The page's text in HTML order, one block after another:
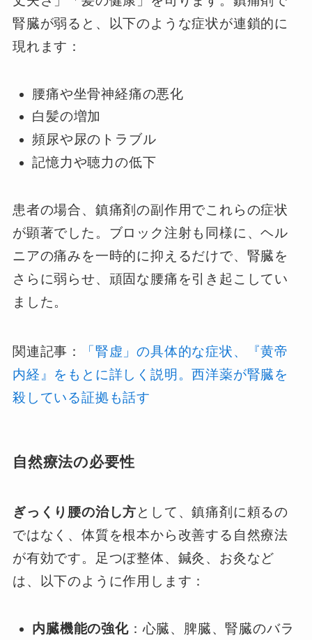
腎臓が弱ると、以下のような症状が連鎖的に
現れます：
腰痛や坐骨神経痛の悪化
白髪の増加
頻尿や尿のトラブル
記憶力や聴力の低下
患者の場合、鎮痛剤の副作用でこれらの症状
が顕著でした。ブロック注射も同様に、ヘル
ニアの痛みを一時的に抑えるだけで、腎臓を
さらに弱らせ、頑固な腰痛を引き起こしてい
ました。
関連記事：
「腎虚」の具体的な症状、『黄帝
内経』をもとに詳しく説明。西洋薬が腎臓を
殺している証拠も話す
自然療法の必要性
ぎっくり腰の治し方として、鎮痛剤に頼るの
ではなく、体質を根本から改善する自然療法
が有効です。足つぼ整体、鍼灸、お灸など
は、以下のように作用します：
内臓機能の強化：心臓、脾臓、腎臓のバラ